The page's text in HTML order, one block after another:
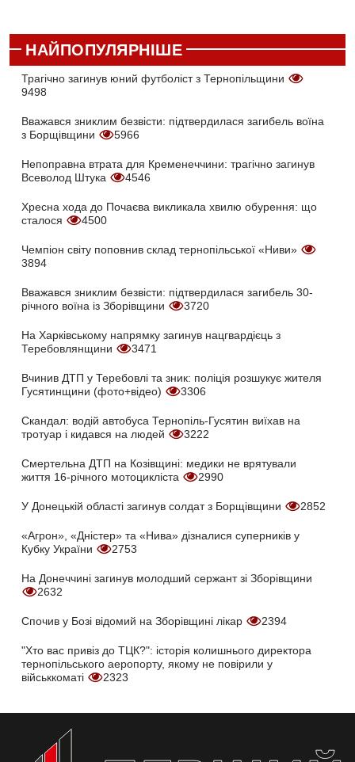
НАЙПОПУЛЯРНІШЕ
Трагічно загинув юний футболіст з Тернопільщини
9498
Вважався зниклим безвісти: підтвердилася загибель воїна
з Борщівщини
5966
Непоправна втрата для Кременеччини: трагічно загинув
Всеволод Штука
4546
Хресна хода до Почаєва викликала хвилю обурення: що
сталося
4500
Чемпіон світу поповнив склад тернопільської «Ниви»
3894
Вважався зниклим безвісти: підтвердилася загибель 30-
річного воїна із Зборівщини
3720
На Харківському напрямку загинув нацгвардієць з
Теребовлянщини
3471
Вчинив ДТП у Теребовлі та зник: поліція розшукує жителя
Гусятинщини (фото+відео)
3306
Скандал: водій автобуса Тернопіль-Гусятин виїхав на
тротуар і кидався на людей
3222
Смертельна ДТП на Козівщині: медики не врятували
життя 16-річного мотоцикліста
2990
У Донецькій області загинув солдат з Борщівщини 2852
«Агрон», «Дністер» та «Нива» дізналися суперників у
Кубку України
2753
На Донеччині загинув молодший сержант зі Зборівщини
2632
Спочив у Бозі відомий на Зборівщині лікар 2394
"Хто вас привіз до ТЦК?": історія колишнього директора
тернопільського аеропорту, якому не повірили у
військкоматі
2323